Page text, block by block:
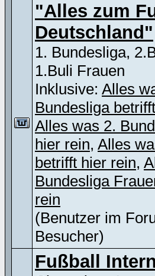
"Alles zum
Deutschland"
1. Bundesliga,
1.Buli Frauen
Inklusive: Alles
Bundesliga
Alles was 2.
hier rein, Alles
betrifft hier rein,
Bundesliga
rein
(Benutzer im
Besucher)
Fußball